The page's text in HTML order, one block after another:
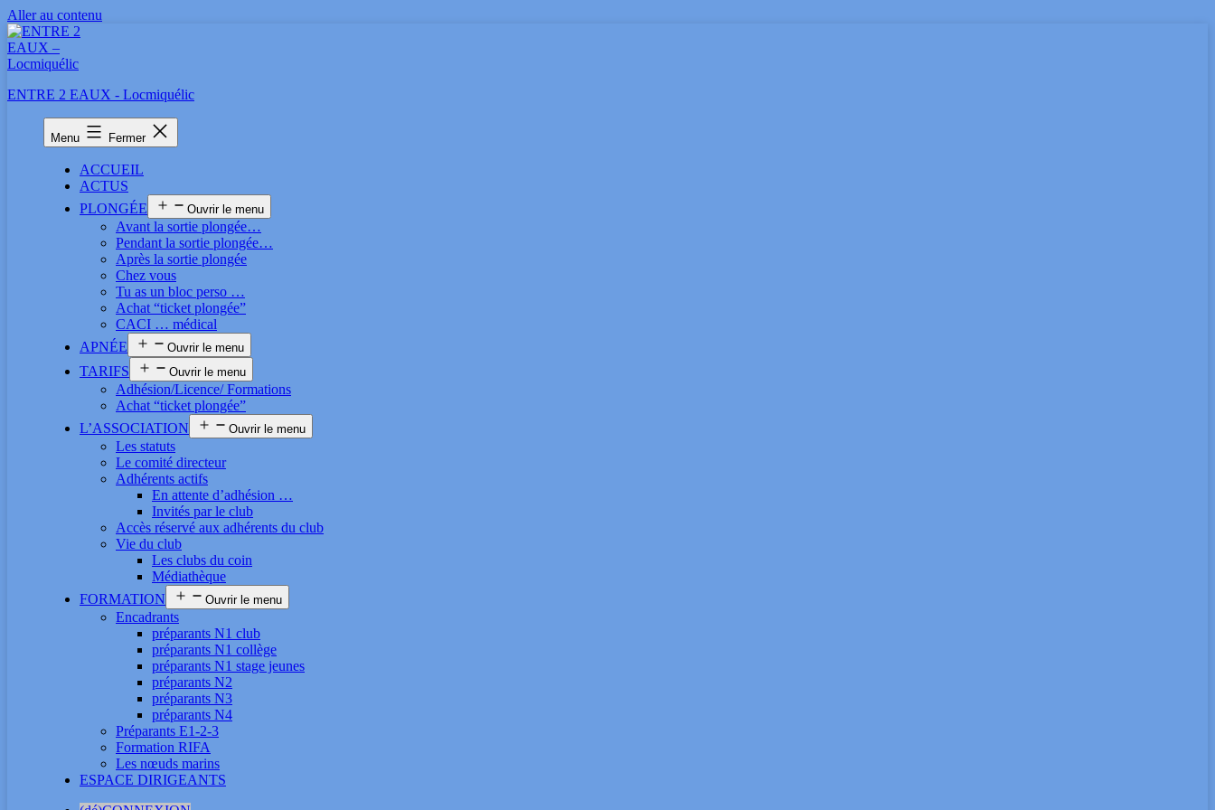
Aller au contenu
ENTRE 2 EAUX - Locmiquélic
Menu Fermer
ACCUEIL
ACTUS
PLONGÉE
Ouvrir le menu
Avant la sortie plongée…
Pendant la sortie plongée…
Après la sortie plongée
Chez vous
Tu as un bloc perso …
Achat “ticket plongée”
CACI … médical
APNÉE
Ouvrir le menu
TARIFS Ouvrir le menu
Adhésion/Licence/ Formations
Achat “ticket plongée”
L’ASSOCIATION
Ouvrir le menu
Les statuts
Le comité directeur
Adhérents actifs
En attente d’adhésion …
Invités par le club
Accès réservé aux adhérents du club
Vie du club
Les clubs du coin
Médiathèque
FORMATION
Ouvrir le menu
Encadrants
préparants N1 club
préparants N1 collège
préparants N1 stage jeunes
préparants N2
préparants N3
préparants N4
Préparants E1-2-3
Formation RIFA
Les nœuds marins
ESPACE DIRIGEANTS